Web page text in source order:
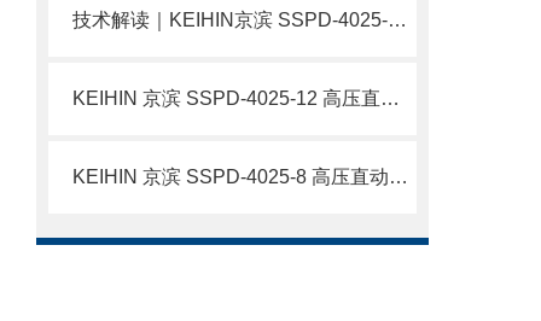
技术解读｜​KEIHIN京滨 SSPD-4025-15 15A 增强型高压直动电磁阀 不锈钢
KEIHIN 京滨 SSPD-4025-12 高压直动电磁阀 12A 加厚阀体不锈钢电磁阀 简介
KEIHIN 京滨 SSPD-4025-8 高压直动电磁阀 不锈钢流体控制阀 简介